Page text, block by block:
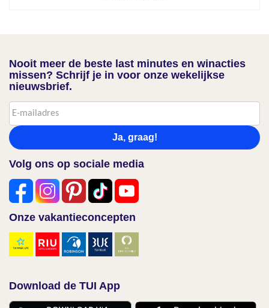
Nooit meer de beste last minutes en winacties
missen? Schrijf je in voor onze wekelijkse
nieuwsbrief.
Ja, graag!
Volg ons op sociale media
Onze vakantieconcepten
Download de TUI App